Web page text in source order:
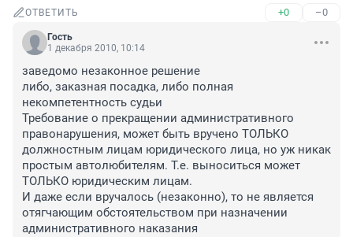
ОТВЕТИТЬ +0 –0
Гость
1 декабря 2010, 10:14
заведомо незаконное решение
либо, заказная посадка, либо полная
некомпетентность судьи
Требование о прекращении административного
правонарушения, может быть вручено ТОЛЬКО
должностным лицам юридического лица, но уж никак
простым автолюбителям. Т.е. выноситься может
ТОЛЬКО юридическим лицам.
И даже если вручалось (незаконно), то не является
отягчающим обстоятельством при назначении
административного наказания